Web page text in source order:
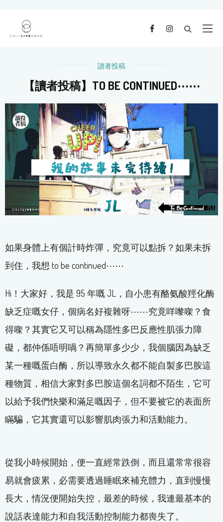
讀者投稿
【讀者投稿】TO BE CONTINUED⋯⋯
如果身體上有個計時炸彈，究竟可以點拆？如果未拆
到住，我想 to be continued⋯⋯
Hi！大家好，我是 95 年嘅 JL，自小患有酪氨酸羥化酶
缺乏症嘅女仔，個病名好複雜呀⋯⋯究竟咩嚟㗎？食
得㗎？其實它又可以稱為隱性多巴反應性肌張力障
礙，都仲係唔明喎？再簡單多少少，我個腦因為缺乏
某一種嘅蛋白酶，所以導致永久都不能自製多巴胺這
種物質，相信大家對多巴胺這個名詞都不陌生，它可
以給予我們快樂和滿足嘅因子，但不要被它的表面所
瞞騙，它其實還可以影響肌肉張力和活動能力。
從我小時候開始，便一直經常跌倒，而且還常常很容
易就會疲累，必需要透過睡眠來補充體力，直到慢慢
長大，情況便開始失控，最差的時候，我連最基本的
說話表達能力和自我活動控制能力都喪失了。